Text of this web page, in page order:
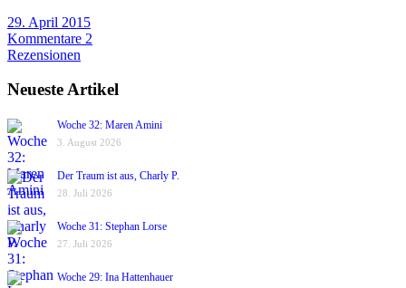
29. April 2015
Kommentare 2
Rezensionen
Neueste Artikel
Woche 32: Maren Amini
3. August 2026
Der Traum ist aus, Charly P.
28. Juli 2026
Woche 31: Stephan Lorse
27. Juli 2026
Woche 29: Ina Hattenhauer